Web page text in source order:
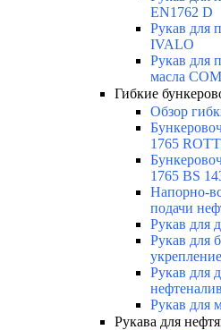
EN1762 D
Рукав для
IVALO
Рукав для
масла
Гибкие
Обзор
1765
1765 BS
Напорно-
подачи
Рукав для
Рукав для
Рукав для
Рукав для
Рукава для